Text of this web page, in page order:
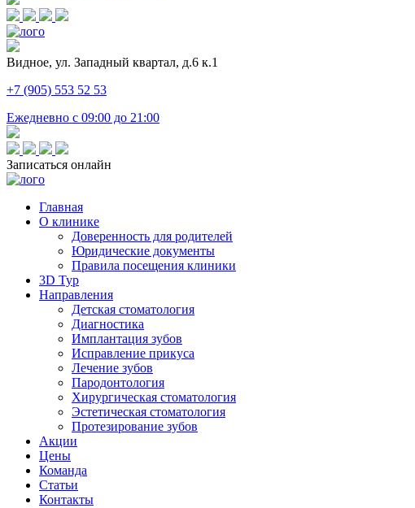
Видное, ул. Западный квартал, д.6 к.1
+7 (905) 553 52 53
Ежедневно с 09:00 до 21:00
Записаться онлайн
Главная
О клинике
Доверенность для родителей
Юридические документы
Правила посещения клиники
3D Тур
Направления
Детская стоматология
Диагностика
Имплантация зубов
Исправление прикуса
Лечение зубов
Пародонтология
Хирургическая стоматология
Эстетическая стоматология
Протезирование зубов
Акции
Цены
Команда
Статьи
Контакты